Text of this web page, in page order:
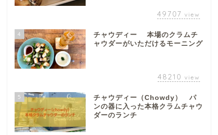
49707 view
4
チャウディー 本場のクラムチ
ャウダーがいただけるモーニング
48210 view
5
チャウディー（Chowdy） パ
ンの器に入った本格クラムチャウ
ダーのランチ